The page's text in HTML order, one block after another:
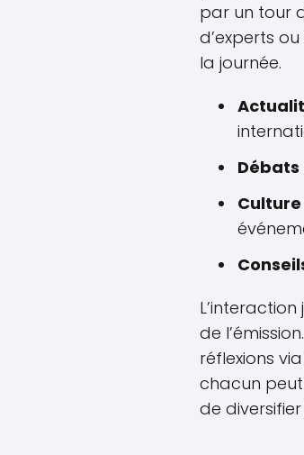
par un tour
d’experts
la journée.
Débats
Culture
de
réflexions
chacun
de